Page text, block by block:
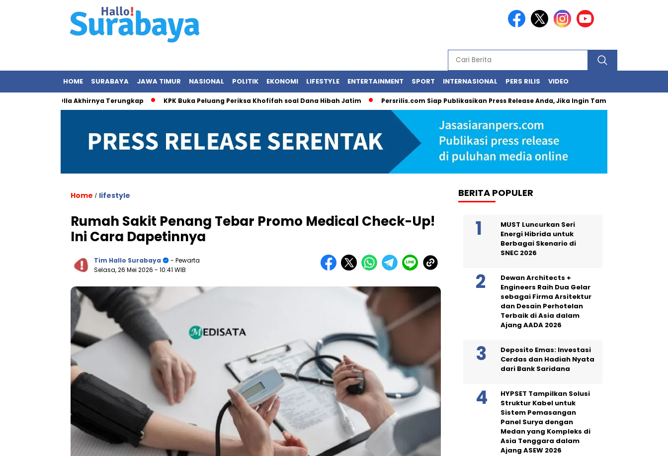
HOME SURABAYA JAWA TIMUR NASIONAL POLITIK EKONOMI LIFESTYLE ENTERTAINMENT SPORT INTERNASIONAL PERS RILIS VIDEO
dengan Olla Akhirnya Terungkap KPK Buka Peluang Periksa Khofifah soal Dana Hibah Jatim Persrilis.com Siap Publikasikan Press Release Anda, Jika Ingin Tampil di Media Ekonomi dan
Home / lifestyle
Rumah Sakit Penang Tebar Promo Medical Check-Up!
Ini Cara Dapetinnya
Tim Hallo Surabaya
- Pewarta
Selasa, 26 Mei 2026 - 10:41 WIB
BERITA POPULER
MUST Luncurkan Seri
Energi Hibrida untuk
Berbagai Skenario di
SNEC 2026
Dewan Architects +
Engineers Raih Dua Gelar
sebagai Firma Arsitektur
dan Desain Perhotelan
Terbaik di Asia dalam
Ajang AADA 2026
Deposito Emas: Investasi
Cerdas dan Hadiah Nyata
dari Bank Saridana
HYPSET Tampilkan Solusi
Struktur Kabel untuk
Sistem Pemasangan
Panel Surya dengan
Medan yang Kompleks di
Asia Tenggara dalam
Ajang ASEW 2026